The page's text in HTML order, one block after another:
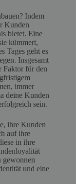
Indem
Kunden
bietet. Eine
kümmert,
Tages geht es
Insgesamt
Faktor für den
immer
deine Kunden
sein.
ihre Kunden
auf ihre
in ihre
gewonnen
und eine